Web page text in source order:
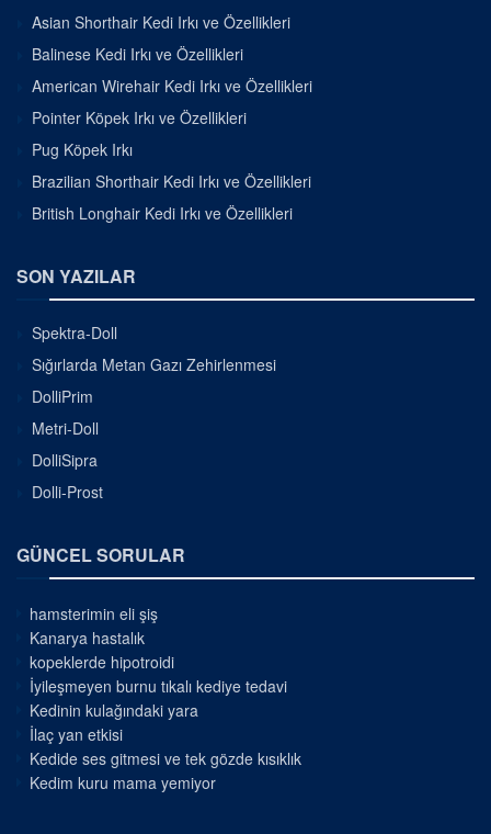
Asian Shorthair Kedi Irkı ve Özellikleri
Balinese Kedi Irkı ve Özellikleri
American Wirehair Kedi Irkı ve Özellikleri
Pointer Köpek Irkı ve Özellikleri
Pug Köpek Irkı
Brazilian Shorthair Kedi Irkı ve Özellikleri
British Longhair Kedi Irkı ve Özellikleri
SON YAZILAR
Spektra-Doll
Sığırlarda Metan Gazı Zehirlenmesi
DolliPrim
Metri-Doll
DolliSipra
Dolli-Prost
GÜNCEL SORULAR
hamsterimin eli şiş
Kanarya hastalık
kopeklerde hipotroidi
İyileşmeyen burnu tıkalı kediye tedavi
Kedinin kulağındaki yara
İlaç yan etkisi
Kedide ses gitmesi ve tek gözde kısıklık
Kedim kuru mama yemiyor